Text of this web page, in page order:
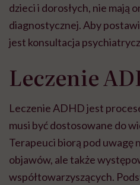
dzieci i dorosłych, nie mają
diagnostycznej. Aby
jest konsultacja
Leczenie
Leczenie ADHD jest
musi być dostosowane do
Terapeuci biorą pod uwagę
objawów, ale także
współtowarzyszących.